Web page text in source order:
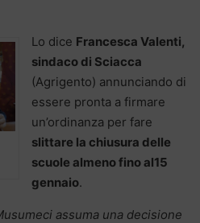
Lo dice Francesca Valenti,
sindaco di Sciacca
(Agrigento) annunciando di
essere pronta a firmare
un’ordinanza per fare
slittare la chiusura delle
scuole almeno fino al15
gennaio.
assuma una decisione